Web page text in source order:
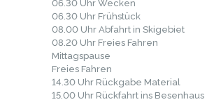
06.30 Uhr Wecken
06.30 Uhr Frühstück
08.00 Uhr Abfahrt in Skigebiet
08.20 Uhr Freies Fahren
Mittagspause
Freies Fahren
14.30 Uhr Rückgabe Material
15.00 Uhr Rückfahrt ins Besenhaus